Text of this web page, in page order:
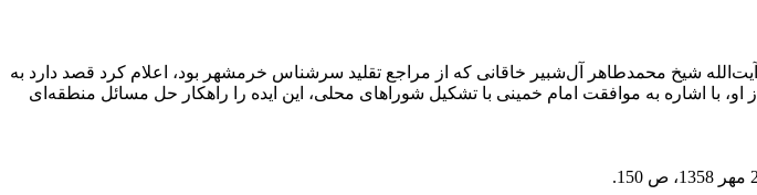
خرمشهر، آیت‌الله شیخ محمدطاهر آل‌شبير خاقانی که از مراجع تقلید سرشناس خرمشهر بود، اعلام کرد قصد دارد به
با اشاره به موافقت امام خمینی با تشکیل شوراهای محلی، این ایده را راهکار حل مسائل منطقه‌ای